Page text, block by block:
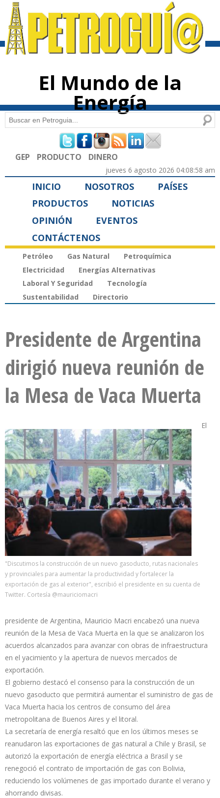
contenido
El Mundo de la
Energía
Formulario de búsqueda
Buscar
GEP PRODUCTO DINERO
jueves 6 agosto 2026 04:08:58 am
INICIO NOSOTROS
PAÍSES
PRODUCTOS
NOTICIAS
OPINIÓN
EVENTOS
CONTÁCTENOS
Petróleo Gas Natural
Petroquímica
Electricidad
Energías Alternativas
Laboral Y Seguridad
Tecnología
Sustentabilidad
Directorio
Presidente de Argentina
dirigió nueva reunión de
la Mesa de Vaca Muerta
"Discutimos la construcción de un nuevo gasoducto, rutas nacionales
y provinciales para aumentar la productividad y fortalecer la
exportación de gas al exterior", escribió el presidente en su cuenta de
Twitter. Cortesía @mauriciomacri
El
presidente de Argentina, Mauricio Macri encabezó una nueva
reunión de la Mesa de Vaca Muerta en la que se analizaron los
acuerdos alcanzados para avanzar con obras de infraestructura
en el yacimiento y la apertura de nuevos mercados de
exportación.
El gobierno destacó el consenso para la construcción de un
nuevo gasoducto que permitirá aumentar el suministro de gas de
Vaca Muerta hacia los centros de consumo del área
metropolitana de Buenos Aires y el litoral.
La secretaría de energía resaltó que en los últimos meses se
reanudaron las exportaciones de gas natural a Chile y Brasil, se
autorizó la exportación de energía eléctrica a Brasil y se
renegoció el contrato de importación de gas con Bolivia,
reduciendo los volúmenes de gas importado durante el verano y
ahorrando divisas.